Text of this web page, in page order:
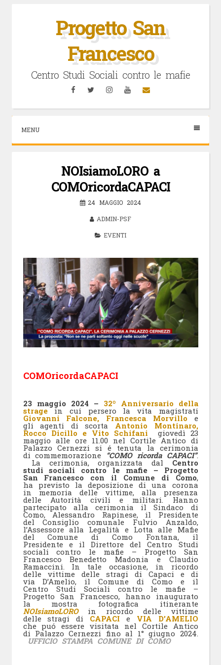
Progetto San
Francesco
Centro Studi Sociali contro le mafie
FacebookTwitterInstagramYouTubeEmail
MENU
NOIsiamoLORO a
COMOricordaCAPACI
24 MAGGIO 2024
ADMIN-PSF
EVENTI
COMOricordaCAPACI
23 maggio 2024 – 32º Anniversario della
stragein cui persero la vita magistrati
Giovanni Falcone, Francesca Morvillo e
gli agenti di scorta Antonio Montinaro,
Rocco Dicillo e Vito Schifani giovedì 23
maggio alle ore 11.00 nel Cortile Antico di
Palazzo Cernezzi si é tenuta la cerimonia
di commemorazione “COMO ricorda CAPACI”.
La cerimonia, organizzata dal Centro
studi sociali contro le mafie – Progetto
San Francesco con il Comune di Como,
ha previsto la deposizione di una corona
in memoria delle vittime, alla presenza
delle Autorità civili e militari. Hanno
partecipato alla cerimonia il Sindaco di
Como, Alessandro Rapinese, il Presidente
del Consiglio comunale Fulvio Anzaldo,
l’Assessore alla Legalità e Lotta alle Mafie
del Comune di Como Fontana, il
Presidente e il Direttore del Centro Studi
sociali contro le mafie – Progetto San
Francesco Benedetto Madonia e Claudio
Ramaccini. In tale occasione, in ricordo
delle vittime delle stragi di Capaci e di
via D’Amelio, il Comune di Como e il
Centro Studi Sociali contro le mafie –
Progetto San Francesco, hanno inaugurato
la mostra fotografica itinerante
NOIsiamoLORO in ricordo delle vittime
delle stragi di CAPACI e VIA D’AMELIO
che puó essere visitata nel Cortile Antico
di Palazzo Cernezzi fino al 1° giugno 2024.
UFFICIO STAMPA COMUNE DI COMO